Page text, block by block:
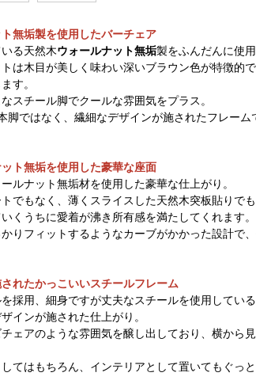
無垢製を使用したバーチェア
る天然木ウォールナット無垢製をふんだんに使
は木目が美しく味わい深いブラウン色が特徴的
す。
スチール脚でクールな雰囲気をプラス。
脚ではなく、繊細なデザインが施されたフレー
ト無垢を使用した豪華な座面
ルナット無垢材を使用した豪華な仕上がり。
でもなく、薄くスライスした天然木突板貼りで
くうちに愛着が沸き所有感を満たしてくれます。
りフィットするようなカーブがかかった設計で
れたかっこいいスチールフレーム
採用、細身ですが丈夫なスチールを使用してい
インが施された仕上がり。
ェアのような雰囲気を醸し出しており、横から
てはもちろん、インテリアとして置いてもぐっ